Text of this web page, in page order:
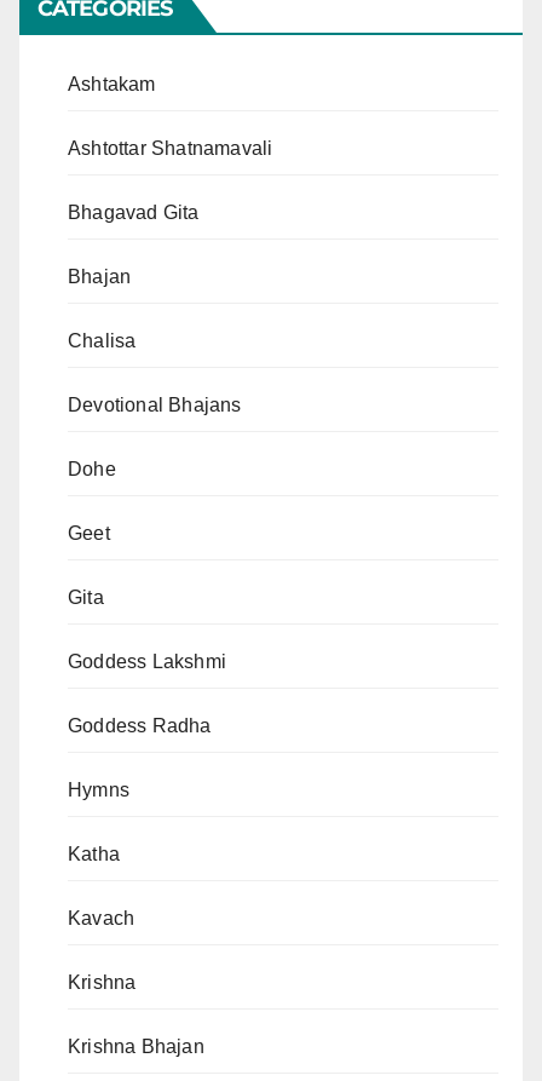
CATEGORIES
Ashtakam
Ashtottar Shatnamavali
Bhagavad Gita
Bhajan
Chalisa
Devotional Bhajans
Dohe
Geet
Gita
Goddess Lakshmi
Goddess Radha
Hymns
Katha
Kavach
Krishna
Krishna Bhajan